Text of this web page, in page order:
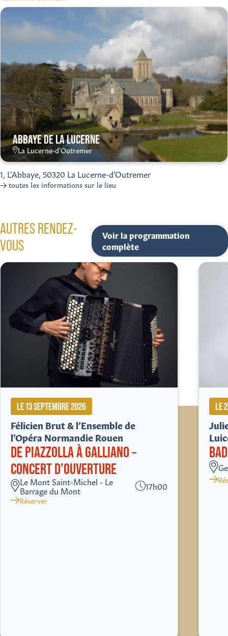
ABBAYE DE LA LUCERNE
La Lucerne-d’Outremer
1, L’Abbaye, 50320 La Lucerne-d’Outremer
toutes les informations sur le lieu
AUTRES RENDEZ-
VOUS
Voir la programmation
complète
LE 13 SEPTEMBRE 2026
Félicien Brut & l’Ensemble de
l’Opéra Normandie Rouen
DE PIAZZOLLA À GALLIANO –
CONCERT D’OUVERTURE
Le Mont Saint-Michel - Le
Barrage du Mont 17h00
Réserver
LE